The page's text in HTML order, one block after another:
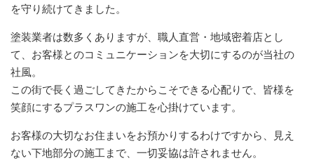
を守り続けてきました。
塗装業者は数多くありますが、職人直営・地域密着店とし
て、お客様とのコミュニケーションを大切にするのが当社の
社風。
この街で長く過ごしてきたからこそできる心配りで、皆様を
笑顔にするプラスワンの施工を心掛けています。
お客様の大切なお住まいをお預かりするわけですから、見え
ない下地部分の施工まで、一切妥協は許されません。